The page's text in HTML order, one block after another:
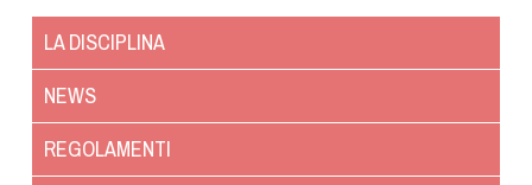
LA DISCIPLINA
NEWS
REGOLAMENTI
DiscDog
Dog Triathlon